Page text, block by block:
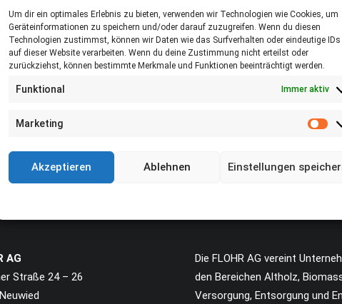
Um dir ein optimales Erlebnis zu bieten, verwenden wir Technologien wie Cookies, um
Geräteinformationen zu speichern und/oder darauf zuzugreifen. Wenn du diesen
Technologien zustimmst, können wir Daten wie das Surfverhalten oder eindeutige IDs
auf dieser Website verarbeiten. Wenn du deine Zustimmung nicht erteilst oder
zurückziehst, können bestimmte Merkmale und Funktionen beeinträchtigt werden.
Funktional Immer aktiv
Marketing
Akzeptieren Ablehnen Einstellungen
AG
Straße 24 – 26
Die FLOHR AG vereint
den Bereichen Altholz,
Versorgung, Entsorgung und